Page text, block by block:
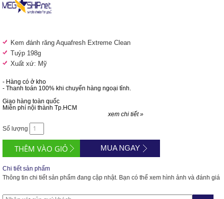
Kem đánh răng Aquafresh Extreme Clean
Tuýp 198g
Xuất xứ: Mỹ
- Hàng có ở kho
- Thanh toán 100% khi chuyển hàng ngoại tỉnh.
Giao hàng toàn quốc
Miễn phí nội thành Tp.HCM
xem chi tiết »
Số lượng
MUA NGAY
Chi tiết sản phẩm
Thông tin chi tiết sản phẩm đang cập nhật. Bạn có thể xem hình ảnh và đánh giá